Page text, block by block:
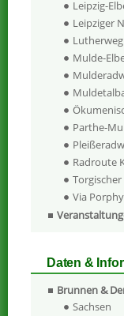
Leipzig-
Leipziger
Mulde-
Parthe-
Radroute
Torgischer
Via
Daten &
Brunnen &
Sachsen